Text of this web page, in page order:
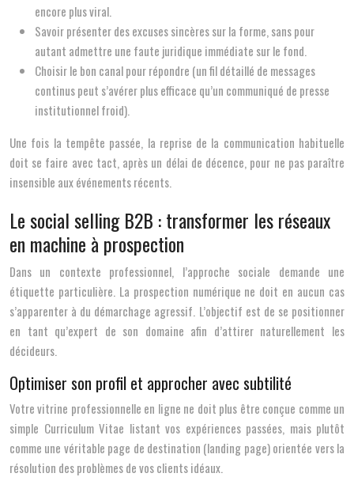
encore plus viral.
Savoir présenter des excuses sincères sur la forme, sans pour
autant admettre une faute juridique immédiate sur le fond.
Choisir le bon canal pour répondre (un fil détaillé de messages
continus peut s’avérer plus efficace qu’un communiqué de presse
institutionnel froid).
Une fois la tempête passée, la reprise de la communication habituelle
doit se faire avec tact, après un délai de décence, pour ne pas paraître
insensible aux événements récents.
Le social selling B2B : transformer les réseaux
en machine à prospection
Dans un contexte professionnel, l’approche sociale demande une
étiquette particulière. La prospection numérique ne doit en aucun cas
s’apparenter à du démarchage agressif. L’objectif est de se positionner
en tant qu’expert de son domaine afin d’attirer naturellement les
décideurs.
Optimiser son profil et approcher avec subtilité
Votre vitrine professionnelle en ligne ne doit plus être conçue comme un
simple Curriculum Vitae listant vos expériences passées, mais plutôt
comme une véritable page de destination (landing page) orientée vers la
résolution des problèmes de vos clients idéaux.